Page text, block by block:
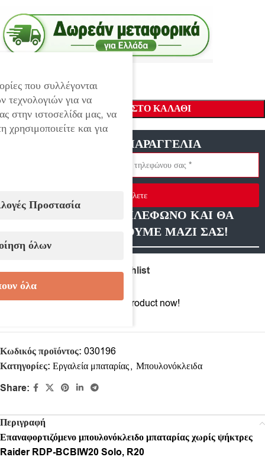
ΠΡΟΣΘΉΚΗ ΣΤΟ ΚΑΛΆΘΙ
ΓΡΗΓΟΡΗ ΠΑΡΑΓΓΕΛΙΑ
Στείλετε
ΑΦΗΣΤΕ ΜΑΣ ΤΗΛΕΦΩΝΟ ΚΑΙ ΘΑ
ΕΠΙΚΟΙΝΩΝΗΣΟΥΜΕ ΜΑΖΙ ΣΑΣ!
Compare Add to wishlist
8 People watching this product now!
Κωδικός προϊόντος: 030196
Κατηγορίες: Εργαλεία μπαταρίας, Μπουλονόκλειδα
Share:
Περιγραφή
Επαναφορτιζόμενο μπουλονόκλειδο μπαταρίας χωρίς ψήκτρες
Raider RDP-BCBIW20 Solo, R20
που συλλέγονται
για να
στην ιστοσελίδα μας, να
και για
Προστασία
όλων
όλα